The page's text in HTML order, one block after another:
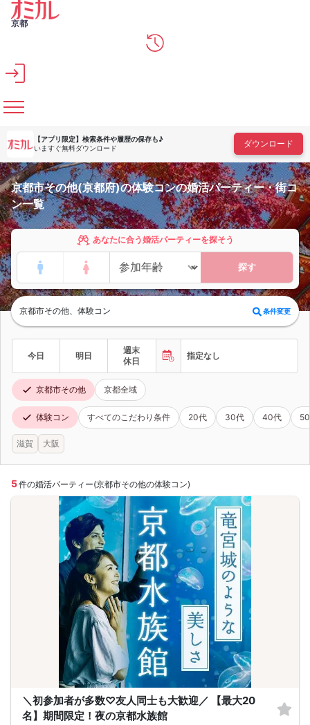
メインコンテンツへスキップ
京都
【アプリ限定】 検索条件や履歴の保存も♪
いますぐ無料ダウンロード
ダウンロード
京都市その他(京都府)の体験コンの婚活パーティー・街コ
ン一覧
あなたに合う婚活パーティーを探そう
探す
京都市その他、体験コン 条件変更
今日 明日
週末
休日
指定なし
京都市その他 京都全域
体験コン すべてのこだわり条件 20代 30代 40代
滋賀 大阪
5件の婚活パーティー(京都市その他の体験コン)
＼初参加者が多数♡友人同士も大歓迎／ 【最大20
名】期間限定！夜の京都水族館